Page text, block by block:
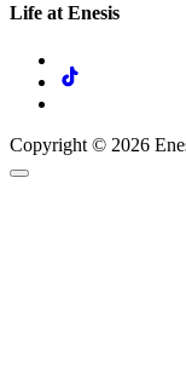
Life at Enesis
Copyright © 2026